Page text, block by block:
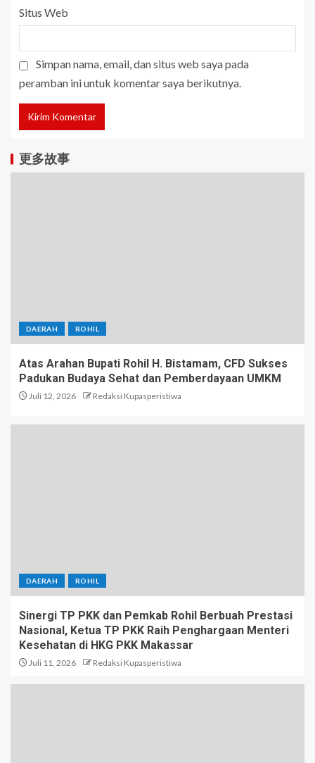
Situs Web
Simpan nama, email, dan situs web saya pada
peramban ini untuk komentar saya berikutnya.
更多故事
DAERAH ROHIL
Atas Arahan Bupati Rohil H. Bistamam, CFD Sukses
Padukan Budaya Sehat dan Pemberdayaan UMKM
Juli 12, 2026 Redaksi Kupasperistiwa
DAERAH ROHIL
Sinergi TP PKK dan Pemkab Rohil Berbuah Prestasi
Nasional, Ketua TP PKK Raih Penghargaan Menteri
Kesehatan di HKG PKK Makassar
Juli 11, 2026 Redaksi Kupasperistiwa